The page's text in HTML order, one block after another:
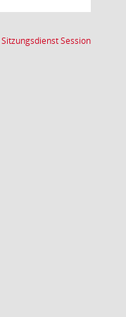
SitzungsdienstSession(Wird in